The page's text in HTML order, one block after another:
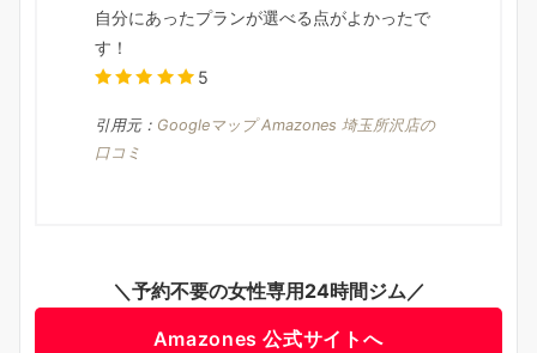
自分にあったプランが選べる点がよかったで
す！
5
引用元： Googleマップ Amazones 埼玉所沢店の
口コミ
＼予約不要の女性専用24時間ジム／
Amazones 公式サイトへ